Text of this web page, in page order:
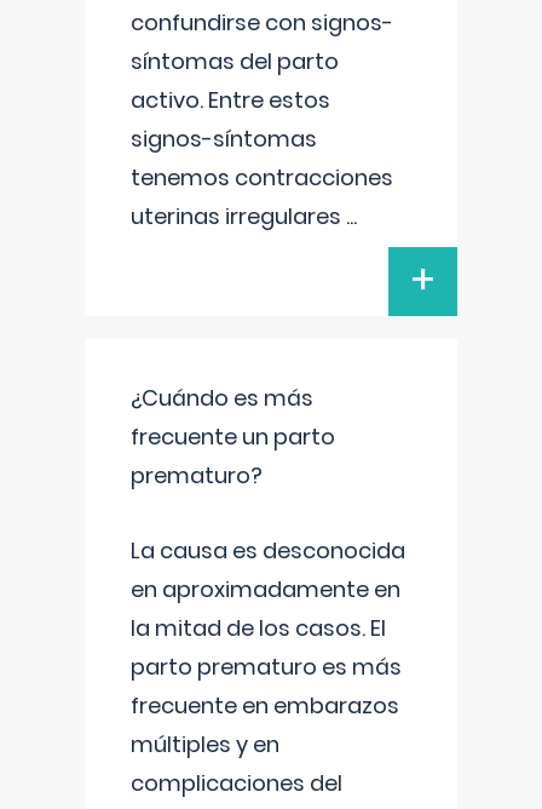
confundirse con signos-
síntomas del parto
activo. Entre estos
signos-síntomas
tenemos contracciones
uterinas irregulares ...
+
¿Cuándo es más
frecuente un parto
prematuro?
La causa es desconocida
en aproximadamente en
la mitad de los casos. El
parto prematuro es más
frecuente en embarazos
múltiples y en
complicaciones del